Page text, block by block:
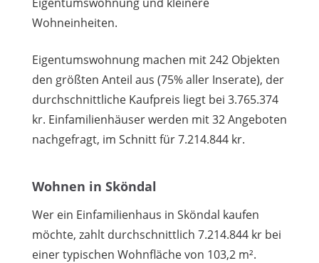
Wohneinheiten.
Eigentumswohnung machen mit 242 Objekten
den größten Anteil aus (75% aller Inserate), der
durchschnittliche Kaufpreis liegt bei 3.765.374
kr. Einfamilienhäuser werden mit 32 Angeboten
nachgefragt, im Schnitt für 7.214.844 kr.
Wohnen in Sköndal
Wer ein Einfamilienhaus in Sköndal kaufen
möchte, zahlt durchschnittlich 7.214.844 kr bei
einer typischen Wohnfläche von 103,2 m².